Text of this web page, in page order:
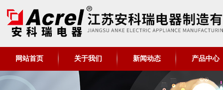
网站首页 关于我们 新闻动态 产品中心